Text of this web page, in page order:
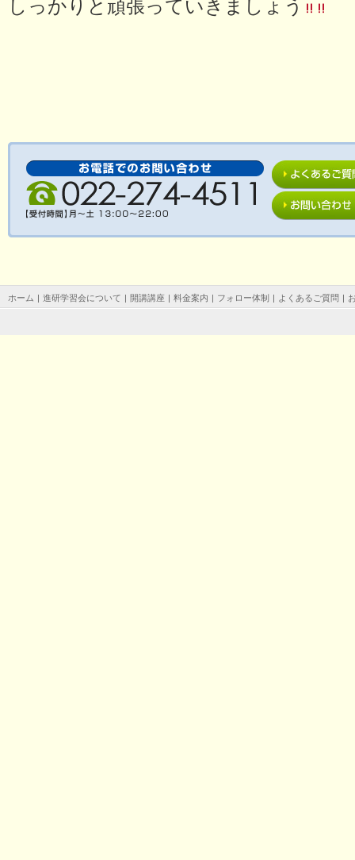
しっかりと頑張っていきましょう
ホーム | 進研学習会について | 開講講座 | 料金案内 | フォロー体制 | よくあるご質問 |